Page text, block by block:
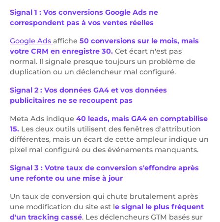
Signal 1 : Vos conversions Google Ads ne
correspondent pas à vos ventes réelles
Google Ads affiche 50 conversions sur le mois, mais
votre CRM en enregistre 30. Cet écart n'est pas
normal. Il signale presque toujours un problème de
duplication ou un déclencheur mal configuré.
Signal 2 : Vos données GA4 et vos données
publicitaires ne se recoupent pas
Meta Ads indique 40 leads, mais GA4 en comptabilise
15. Les deux outils utilisent des fenêtres d'attribution
différentes, mais un écart de cette ampleur indique un
pixel mal configuré ou des événements manquants.
Signal 3 : Votre taux de conversion s'effondre après
une refonte ou une mise à jour
Un taux de conversion qui chute brutalement après
une modification du site est le signal le plus fréquent
d'un tracking cassé. Les déclencheurs GTM basés sur